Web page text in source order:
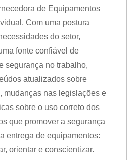
de Equipamentos
Com uma postura
do setor,
fonte confiável de
segurança no trabalho,
atualizados sobre
mudanças nas legislações e
sobre o uso correto dos
que promover a segurança
entrega de equipamentos:
orientar e conscientizar.